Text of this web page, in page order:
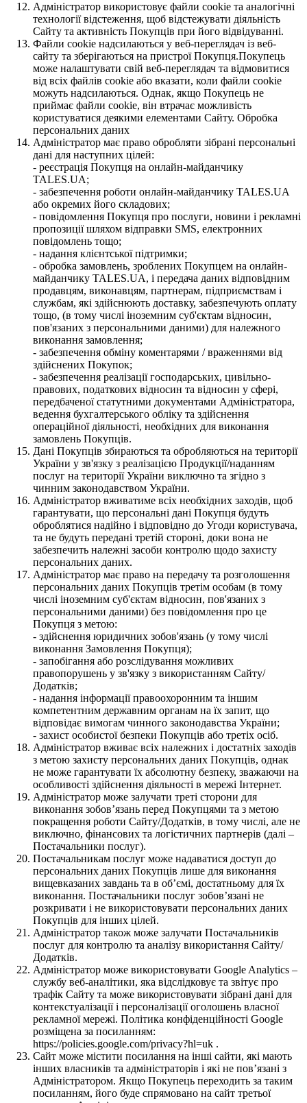
Адміністратор використовує файли cookie та аналогічні
технології відстеження, щоб відстежувати діяльність
Сайту та активність Покупців при його відвідуванні.
Файли cookie надсилаються у веб-переглядач із веб-
сайту та зберігаються на пристрої Покупця.Покупець
може налаштувати свій веб-переглядач та відмовитися
від всіх файлів cookie або вказати, коли файли cookie
можуть надсилаються. Однак, якщо Покупець не
приймає файли cookie, він втрачає можливість
користуватися деякими елементами Сайту. Обробка
персональних даних
Адміністратор має право обробляти зібрані персональні
дані для наступних цілей:
- реєстрація Покупця на онлайн-майданчику
TALES.UA;
- забезпечення роботи онлайн-майданчику TALES.UA
або окремих його складових;
- повідомлення Покупця про послуги, новини і рекламні
пропозиції шляхом відправки SMS, електронних
повідомлень тощо;
- надання клієнтської підтримки;
- обробка замовлень, зроблених Покупцем на онлайн-
майданчику TALES.UA, і передача даних відповідним
продавцям, виконавцям, партнерам, підприємствам і
службам, які здійснюють доставку, забезпечують оплату
тощо, (в тому числі іноземним суб'єктам відносин,
пов'язаних з персональними даними) для належного
виконання замовлення;
- забезпечення обміну коментарями / враженнями від
здійснених Покупок;
- забезпечення реалізації господарських, цивільно-
правових, податкових відносин та відносин у сфері,
передбаченої статутними документами Адміністратора,
ведення бухгалтерського обліку та здійснення
операційної діяльності, необхідних для виконання
замовлень Покупців.
Дані Покупців збираються та обробляються на території
України у зв'язку з реалізацією Продукції/наданням
послуг на території України виключно та згідно з
чинним законодавством України.
Адміністратор вживатиме всіх необхідних заходів, щоб
гарантувати, що персональні дані Покупця будуть
оброблятися надійно і відповідно до Угоди користувача,
та не будуть передані третій стороні, доки вона не
забезпечить належні засоби контролю щодо захисту
персональних даних.
Адміністратор має право на передачу та розголошення
персональних даних Покупців третім особам (в тому
числі іноземним суб'єктам відносин, пов'язаних з
персональними даними) без повідомлення про це
Покупця з метою:
- здійснення юридичних зобов'язань (у тому числі
виконання Замовлення Покупця);
- запобігання або розслідування можливих
правопорушень у зв'язку з використанням Сайту/
Додатків;
- надання інформації правоохоронним та іншим
компетентним державним органам на їх запит, що
відповідає вимогам чинного законодавства України;
- захист особистої безпеки Покупців або третіх осіб.
Адміністратор вживає всіх належних і достатніх заходів
з метою захисту персональних даних Покупців, однак
не може гарантувати їх абсолютну безпеку, зважаючи на
особливості здійснення діяльності в мережі Інтернет.
Адміністратор може залучати треті сторони для
виконання зобов’язань перед Покупцями та з метою
покращення роботи Сайту/Додатків, в тому числі, але не
виключно, фінансових та логістичних партнерів (далі –
Постачальники послуг).
Постачальникам послуг може надаватися доступ до
персональних даних Покупців лише для виконання
вищевказаних завдань та в об’ємі, достатньому для їх
виконання. Постачальники послуг зобов’язані не
розкривати і не використовувати персональних даних
Покупців для інших цілей.
Адміністратор також може залучати Постачальників
послуг для контролю та аналізу використання Сайту/
Додатків.
Адміністратор може використовувати Google Analytics –
службу веб-аналітики, яка відслідковує та звітує про
трафік Сайту та може використовувати зібрані дані для
контекстуалізації і персоналізації оголошень власної
рекламної мережі. Політика конфіденційності Google
розміщена за посиланням:
https://policies.google.com/privacy?hl=uk .
Сайт може містити посилання на інші сайти, які мають
інших власників та адміністраторів і які не пов’язані з
Адміністратором. Якщо Покупець переходить за таким
посиланням, його буде спрямовано на сайт третьої